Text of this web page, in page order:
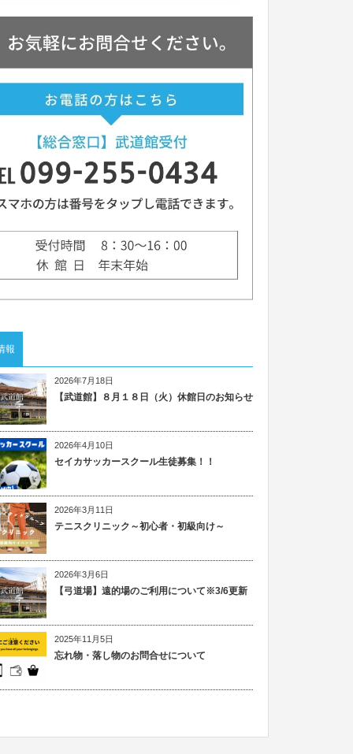
報
2026年7月18日
【武道館】８月１８日（火）休館日のお知らせ
2026年4月10日
セイカサッカースクール生徒募集！！
2026年3月11日
テニスクリニック～初心者・初級向け～
2026年3月6日
【弓道場】遠的場のご利用について※3/6更新
2025年11月5日
忘れ物・落し物のお問合せについて